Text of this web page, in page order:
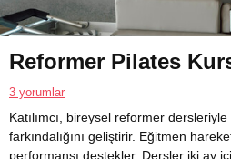
Reformer Pilates
3 yorumlar
Katılımcı, bireysel reformer
farkındalığını geliştirir. Eğitmen
performansı destekler. Dersler iki ay